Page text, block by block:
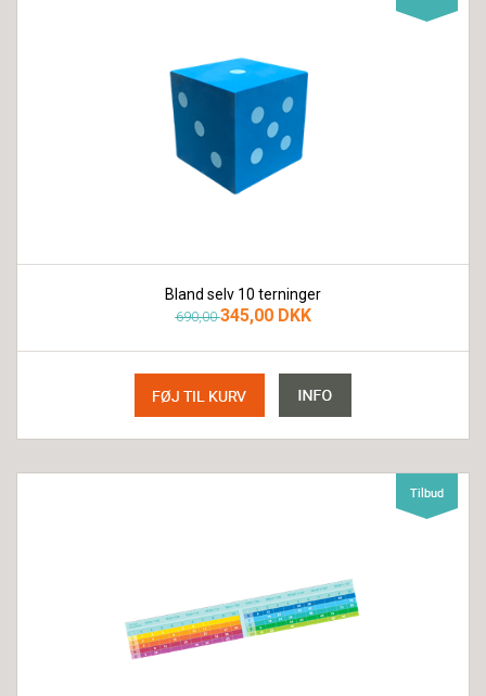
Bland selv 10 terninger
690,00345,00 DKK